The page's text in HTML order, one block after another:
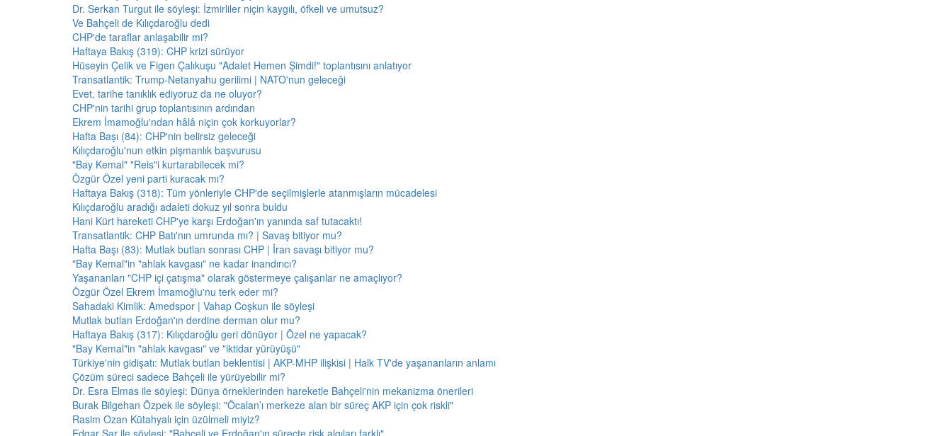
Dr. Serkan Turgut ile söyleşi: İzmirliler niçin kaygılı, öfkeli ve umutsuz?
Ve Bahçeli de Kılıçdaroğlu dedi
CHP'de taraflar anlaşabilir mi?
Haftaya Bakış (319): CHP krizi sürüyor
Hüseyin Çelik ve Figen Çalıkuşu "Adalet Hemen Şimdi!" toplantısını anlatıyor
Transatlantik: Trump-Netanyahu gerilimi | NATO'nun geleceği
Evet, tarihe tanıklık ediyoruz da ne oluyor?
CHP'nin tarihi grup toplantısının ardından
Ekrem İmamoğlu'ndan hâlâ niçin çok korkuyorlar?
Hafta Başı (84): CHP'nin belirsiz geleceği
Kılıçdaroğlu'nun etkin pişmanlık başvurusu
"Bay Kemal" "Reis"i kurtarabilecek mi?
Özgür Özel yeni parti kuracak mı?
Haftaya Bakış (318): Tüm yönleriyle CHP'de seçilmişlerle atanmışların mücadelesi
Kılıçdaroğlu aradığı adaleti dokuz yıl sonra buldu
Hani Kürt hareketi CHP'ye karşı Erdoğan'ın yanında saf tutacaktı!
Transatlantik: CHP Batı'nın umrunda mı? | Savaş bitiyor mu?
Hafta Başı (83): Mutlak butlan sonrası CHP | İran savaşı bitiyor mu?
"Bay Kemal"in "ahlak kavgası" ne kadar inandırıcı?
Yaşananları "CHP içi çatışma" olarak göstermeye çalışanlar ne amaçlıyor?
Özgür Özel Ekrem İmamoğlu'nu terk eder mi?
Sahadaki Kimlik: Amedspor | Vahap Coşkun ile söyleşi
Mutlak butlan Erdoğan'ın derdine derman olur mu?
Haftaya Bakış (317): Kılıçdaroğlu geri dönüyor | Özel ne yapacak?
"Bay Kemal"in "ahlak kavgası" ve "iktidar yürüyüşü"
Türkiye'nin gidişatı: Mutlak butlan beklentisi | AKP-MHP ilişkisi | Halk TV'de yaşananların anlamı
Çözüm süreci sadece Bahçeli ile yürüyebilir mi?
Dr. Esra Elmas ile söyleşi: Dünya örneklerinden hareketle Bahçeli'nin mekanizma önerileri
Burak Bilgehan Özpek ile söyleşi: "Öcalan’ı merkeze alan bir süreç AKP için çok riskli"
Rasim Ozan Kütahyalı için üzülmeli miyiz?
Edgar Şar ile söyleşi: "Bahçeli ve Erdoğan'ın süreçte risk algıları farklı"